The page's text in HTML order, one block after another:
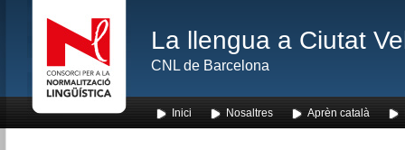
La llengua a Ciutat
CNL de Barcelona
Inici Nosaltres Aprèn català